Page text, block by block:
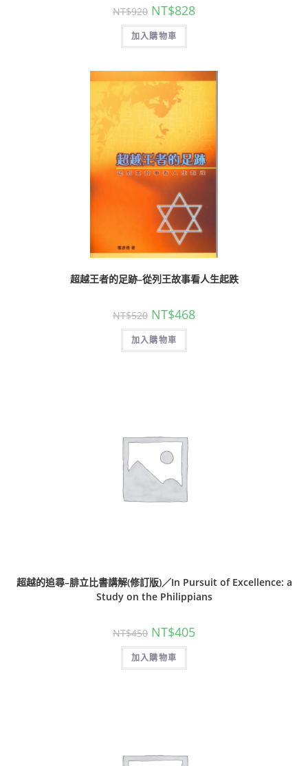
NT$920 NT$828
加入購物車
超越王者的足跡–從列王故事看人生起跌
NT$520 NT$468
加入購物車
超越的追尋–腓立比書講解(修訂版)／In Pursuit of Excellence: a
Study on the Philippians
NT$450 NT$405
加入購物車